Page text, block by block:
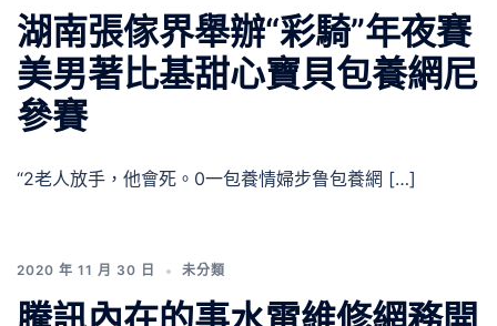
湖南張傢界舉辦“彩騎”年夜賽
美男著比基甜心寶貝包養網尼
參賽
“2老人放手，他會死。0一包養情婦步鲁包養網 […]
2020 年 11 月 30 日 未分類